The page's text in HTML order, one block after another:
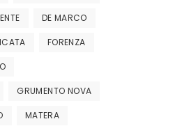
DE MARCO
FORENZA
GRUMENTO NOVA
MATERA